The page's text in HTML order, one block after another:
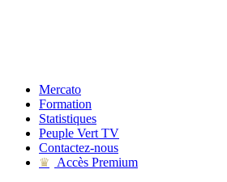
Mercato
Formation
Statistiques
Peuple Vert TV
Contactez-nous
♛
Accès Premium